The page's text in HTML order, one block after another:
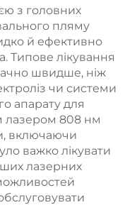
з головних
пляму
й ефективно
Типове лікування
швидше, ніж
чи системи
апарату для
лазером 808 нм
включаючи
важко лікувати
лазерних